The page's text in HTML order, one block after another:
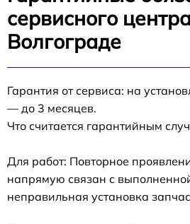
сервисного
Волгограде
Гарантия от сервиса: на
— до 3 месяцев.
Что считается гарантийным
Для работ: Повторное
напрямую связан с
неправильная установка